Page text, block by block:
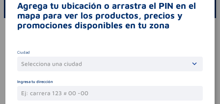
ESCRIBE UN COMENTARIO
Por favor, inicie sesión para escribir un comentario
Te puede interesar
Agrega tu ubicación o arrastra el PIN en el
mapa para ver los productos, precios y
promociones disponibles en tu zona
Ciudad
Selecciona una ciudad
Ingresa tu dirección